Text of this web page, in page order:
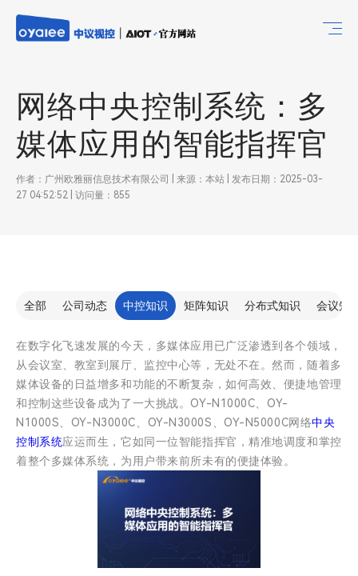
网络中央控制系统：多
媒体应用的智能指挥官
作者：广州欧雅丽信息技术有限公司 | 来源：本站 | 发布日期：2025-03-
27 04:52:52 | 访问量：855
全部 公司动态 中控知识 矩阵知识 分布式知识 会议知
在数字化飞速发展的今天，多媒体应用已广泛渗透到各个领域，
从会议室、教室到展厅、监控中心等，无处不在。然而，随着多
媒体设备的日益增多和功能的不断复杂，如何高效、便捷地管理
和控制这些设备成为了一大挑战。OY-N1000C、OY-
N1000S、OY-N3000C、OY-N3000S、OY-N5000C网络中央
控制系统应运而生，它如同一位智能指挥官，精准地调度和掌控
着整个多媒体系统，为用户带来前所未有的便捷体验。